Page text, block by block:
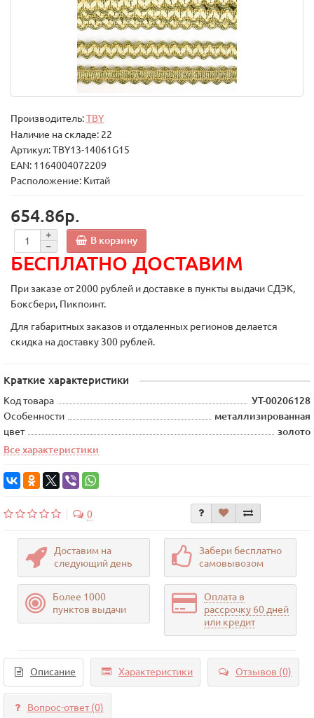
Производитель:TBY
Наличие на складе: 22
Артикул: TBY13-14061G15
EAN: 1164004072209
Расположение: Китай
654.86р.
В корзину
БЕСПЛАТНО ДОСТАВИМ
При заказе от 2000 рублей и доставке в пункты выдачи СДЭК,
Боксбери, Пикпоинт.
Для габаритных заказов и отдаленных регионов делается
скидка на доставку 300 рублей.
Краткие характеристики
Код товара
УТ-00206128
Особенности
металлизированная
цвет
золото
Все характеристики
0
Доставим на
следующий день
Забери бесплатно
самовывозом
Более 1000
пунктов выдачи
Оплата в
рассрочку 60 дней
или кредит
Описание Характеристики Отзывов (0)
Вопрос-ответ(0)